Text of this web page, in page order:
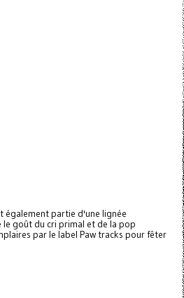
également partie d'une lignée
le goût du cri primal et de la pop
par le label Paw tracks pour fêter